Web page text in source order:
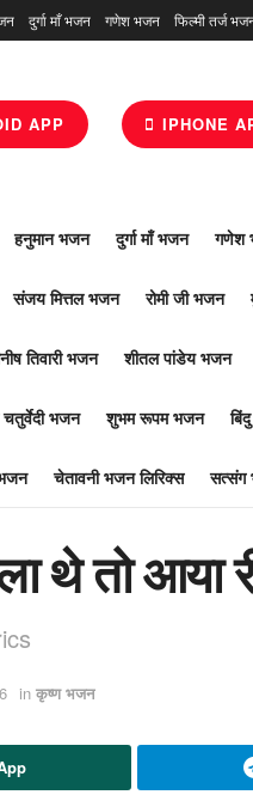
दुर्गा माँ भजन गणेश भजन फिल्मी तर्ज
APP IPHONE
हनुमान भजन दुर्गा माँ भजन गणेश
संजय मित्तल भजन रोमी जी भजन
तिवारी भजन शीतल पांडेय भजन
भजन शुभम रूपम भजन
चेतावनी भजन लिरिक्स सत्संग
थे तो आया
in कृष्ण भजन